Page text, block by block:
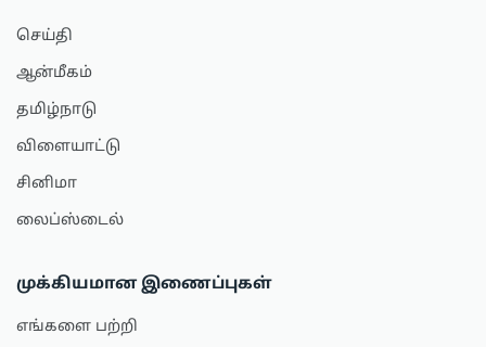
செய்தி
ஆன்மீகம்
தமிழ்நாடு
விளையாட்டு
சினிமா
லைப்ஸ்டைல்
முக்கியமான இணைப்புகள்
எங்களை பற்றி